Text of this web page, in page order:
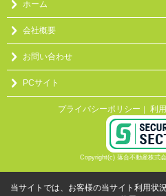
ホーム
会社概要
お問い合わせ
PCサイト
プライバシーポリシー ｜ 利
Copyright(c) 落合不動産株式
当サイトでは、お客様の当サイト利用状